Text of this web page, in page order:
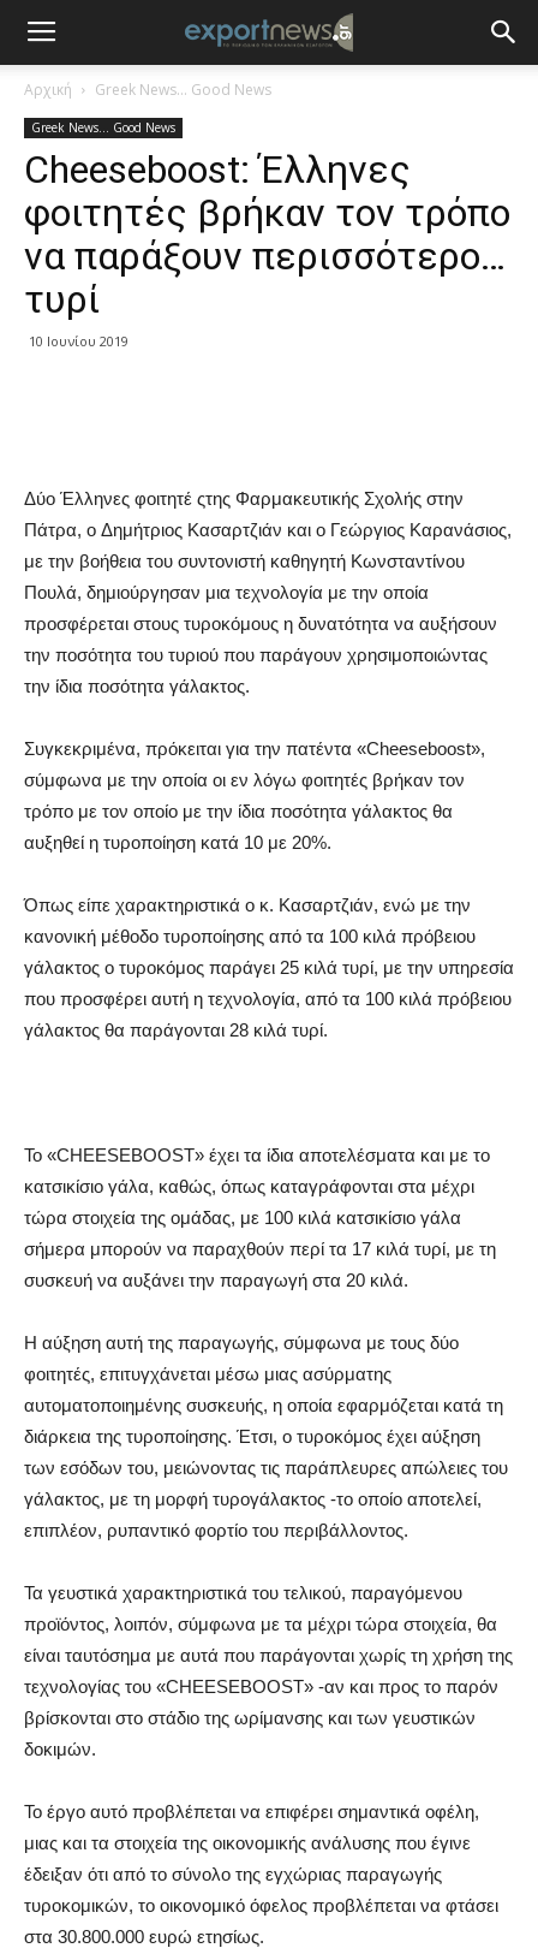
Αρχική Greek News... Good News
Greek News... Good News
Cheeseboost: Έλληνες
φοιτητές βρήκαν τον τρόπο
να παράξουν περισσότερο…
τυρί
10 Ιουνίου 2019
Δύο Έλληνες φοιτητέ ςτης Φαρμακευτικής Σχολής στην
Πάτρα, o Δημήτριος Κασαρτζιάν και ο Γεώργιος Καρανάσιος,
με την βοήθεια του συντονιστή καθηγητή Κωνσταντίνου
Πουλά, δημιούργησαν μια τεχνολογία με την οποία
προσφέρεται στους τυροκόμους η δυνατότητα να αυξήσουν
την ποσότητα του τυριού που παράγουν χρησιμοποιώντας
την ίδια ποσότητα γάλακτος.
Συγκεκριμένα, πρόκειται για την πατέντα «Cheeseboost»,
σύμφωνα με την οποία οι εν λόγω φοιτητές βρήκαν τον
τρόπο με τον οποίο με την ίδια ποσότητα γάλακτος θα
αυξηθεί η τυροποίηση κατά 10 με 20%.
Όπως είπε χαρακτηριστικά ο κ. Κασαρτζιάν, ενώ με την
κανονική μέθοδο τυροποίησης από τα 100 κιλά πρόβειου
γάλακτος ο τυροκόμος παράγει 25 κιλά τυρί, με την υπηρεσία
που προσφέρει αυτή η τεχνολογία, από τα 100 κιλά πρόβειου
γάλακτος θα παράγονται 28 κιλά τυρί.
Το «CHEESEBOOST» έχει τα ίδια αποτελέσματα και με το
κατσικίσιο γάλα, καθώς, όπως καταγράφονται στα μέχρι
τώρα στοιχεία της ομάδας, με 100 κιλά κατσικίσιο γάλα
σήμερα μπορούν να παραχθούν περί τα 17 κιλά τυρί, με τη
συσκευή να αυξάνει την παραγωγή στα 20 κιλά.
Η αύξηση αυτή της παραγωγής, σύμφωνα με τους δύο
φοιτητές, επιτυγχάνεται μέσω μιας ασύρματης
αυτοματοποιημένης συσκευής, η οποία εφαρμόζεται κατά τη
διάρκεια της τυροποίησης. Έτσι, ο τυροκόμος έχει αύξηση
των εσόδων του, μειώνοντας τις παράπλευρες απώλειες του
γάλακτος, με τη μορφή τυρογάλακτος -το οποίο αποτελεί,
επιπλέον, ρυπαντικό φορτίο του περιβάλλοντος.
Τα γευστικά χαρακτηριστικά του τελικού, παραγόμενου
προϊόντος, λοιπόν, σύμφωνα με τα μέχρι τώρα στοιχεία, θα
είναι ταυτόσημα με αυτά που παράγονται χωρίς τη χρήση της
τεχνολογίας του «CHEESEBOOST» -αν και προς το παρόν
βρίσκονται στο στάδιο της ωρίμανσης και των γευστικών
δοκιμών.
Το έργο αυτό προβλέπεται να επιφέρει σημαντικά οφέλη,
μιας και τα στοιχεία της οικονομικής ανάλυσης που έγινε
έδειξαν ότι από το σύνολο της εγχώριας παραγωγής
τυροκομικών, το οικονομικό όφελος προβλέπεται να φτάσει
στα 30.800.000 ευρώ ετησίως.